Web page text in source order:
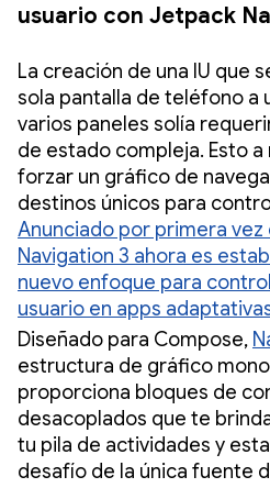
usuario con Jetpack
La creación de una IU que
sola pantalla de teléfono a
varios paneles solía
de estado compleja. Esto
forzar un gráfico de
destinos únicos para
Anunciado por primera
Navigation 3 ahora es
nuevo enfoque para
usuario en apps
Diseñado para Compose,
estructura de gráfico
proporciona bloques de
desacoplados que te
tu pila de actividades y
desafío de la única fuente